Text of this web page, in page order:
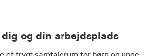
og din arbejdsplads